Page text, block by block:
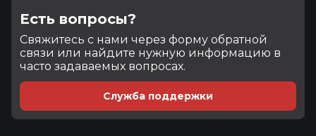
Есть вопросы?
Cвяжитесь с нами через форму обратной
связи или найдите нужную информацию в
часто задаваемых вопросах.
Служба поддержки